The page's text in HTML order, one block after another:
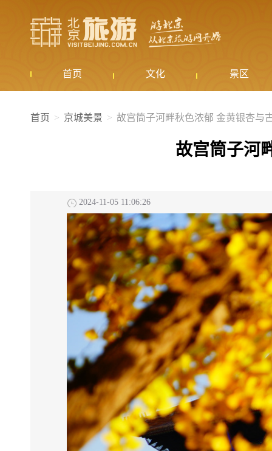
首页 文化 景区
首页 京城美景 故宫筒子河畔秋色浓郁 金黄银杏与
故宫筒子河
2024-11-05 11:06:26